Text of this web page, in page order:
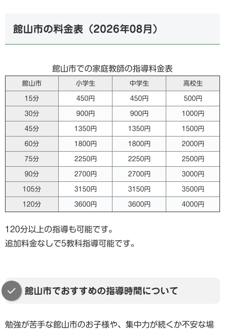
館山市の料金表（2026年08月 ）
館山市での家庭教師の指導料金表
館山市 小学生 中学生 高校生
15分 450円 450円 500円
30分 900円 900円 1000円
45分 1350円 1350円 1500円
60分 1800円 1800円 2000円
75分 2250円 2250円 2500円
90分 2700円 2700円 3000円
105分 3150円 3150円 3500円
120分 3600円 3600円 4000円
120分以上の指導も可能です。
追加料金なしで5教科指導可能です。
館山市でおすすめの指導時間について
勉強が苦手な館山市のお子様や、集中力が続くか不安な場